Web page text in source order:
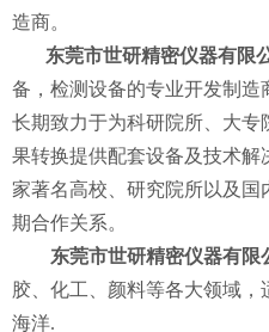
造商。
东莞市世研精密仪器有限
备，检测设备的专业开发制造
长期致力于为科研院所、大
果转换提供配套设备及技术
家著名高校、研究院所以及
期合作关系。
东莞市世研精密仪器有限
胶、化工、颜料等各大领域，
海洋.